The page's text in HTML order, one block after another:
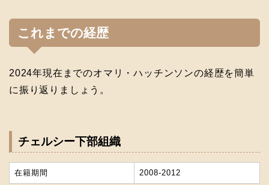
これまでの経歴
2024年現在までのオマリ・ハッチンソンの経歴を簡単
に振り返りましょう。
チェルシー下部組織
在籍期間 2008-2012